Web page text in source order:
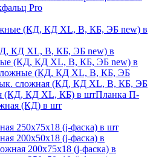
Pro
(КД, КД XL, В, КБ, ЭБ new) в
КД XL, В, КБ, ЭБ new) в
(КД, КД XL, В, КБ, ЭБ new) в
(КД, КД XL, В, КБ, ЭБ
сложная (КД, КД XL, В, КБ, ЭБ
(КД, КД XL, КБ) в штПланка П-
(КД) в шт
250х75х18 (j-фаска) в шт
200х50х18 (j-фаска) в
200х75х18 (j-фаска) в